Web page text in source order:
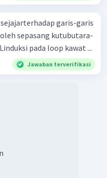
garis-garis
sepasang kutubutara-
pada loop kawat ...
Jawaban terverifikasi